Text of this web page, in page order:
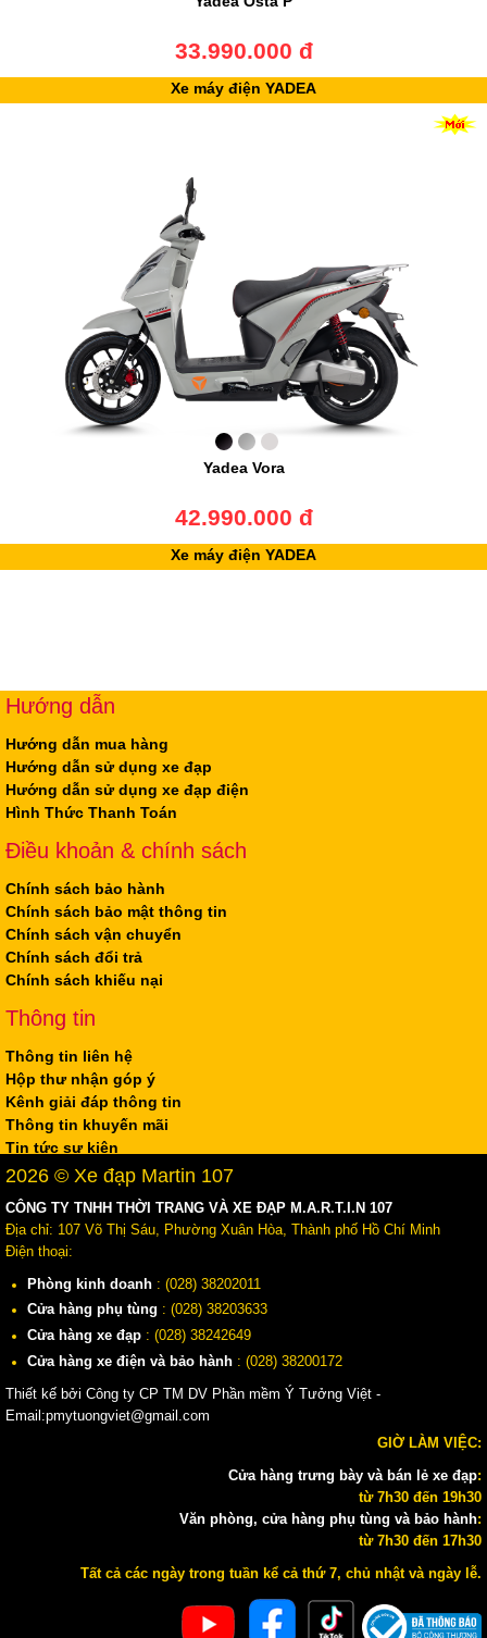
33.990.000 đ
Xe máy điện YADEA
Yadea Vora
42.990.000 đ
Xe máy điện YADEA
Hướng dẫn
Hướng dẫn mua hàng
Hướng dẫn sử dụng xe đạp
Hướng dẫn sử dụng xe đạp điện
Hình Thức Thanh Toán
Điều khoản & chính sách
Chính sách bảo hành
Chính sách bảo mật thông tin
Chính sách vận chuyển
Chính sách đổi trả
Chính sách khiếu nại
Thông tin
Thông tin liên hệ
Hộp thư nhận góp ý
Kênh giải đáp thông tin
Thông tin khuyến mãi
Tin tức sự kiện
2026 © Xe đạp Martin 107
CÔNG TY TNHH THỜI TRANG VÀ XE ĐẠP M.A.R.T.I.N 107
Địa chỉ: 107 Võ Thị Sáu, Phường Xuân Hòa, Thành phố Hồ Chí Minh
Điện thoại:
Phòng kinh doanh : (028) 38202011
Cửa hàng phụ tùng : (028) 38203633
Cửa hàng xe đạp : (028) 38242649
Cửa hàng xe điện và bảo hành : (028) 38200172
Thiết kế bởi Công ty CP TM DV Phần mềm Ý Tưởng Việt -
Email:pmytuongviet@gmail.com
GIỜ LÀM VIỆC:
Cửa hàng trưng bày và bán lẻ xe đạp:
từ 7h30 đến 19h30
Văn phòng, cửa hàng phụ tùng và bảo hành:
từ 7h30 đến 17h30
Tất cả các ngày trong tuần kể cả thứ 7, chủ nhật và ngày lễ.